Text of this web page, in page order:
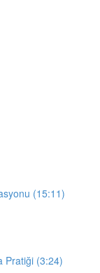
(15:11)
Pratiği (3:24)